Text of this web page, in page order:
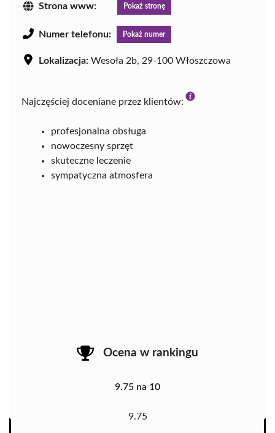
Strona www: Pokaż stronę
Numer telefonu: Pokaż numer
Lokalizacja: Wesoła 2b, 29-100 Włoszczowa
Najczęściej doceniane przez klientów:
profesjonalna obsługa
nowoczesny sprzęt
skuteczne leczenie
sympatyczna atmosfera
Ocena w rankingu
9.75 na 10
9.75